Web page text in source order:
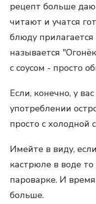
рецепт больше
читают и учатся
блюду прилагается
называется
с соусом - просто
Если, конечно, у
употреблении
просто с холодной
Имейте в виду,
кастрюле в воде
пароварке. И
больше.